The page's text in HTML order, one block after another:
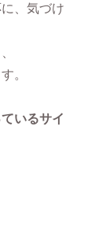
、気づけ
。
いるサイ